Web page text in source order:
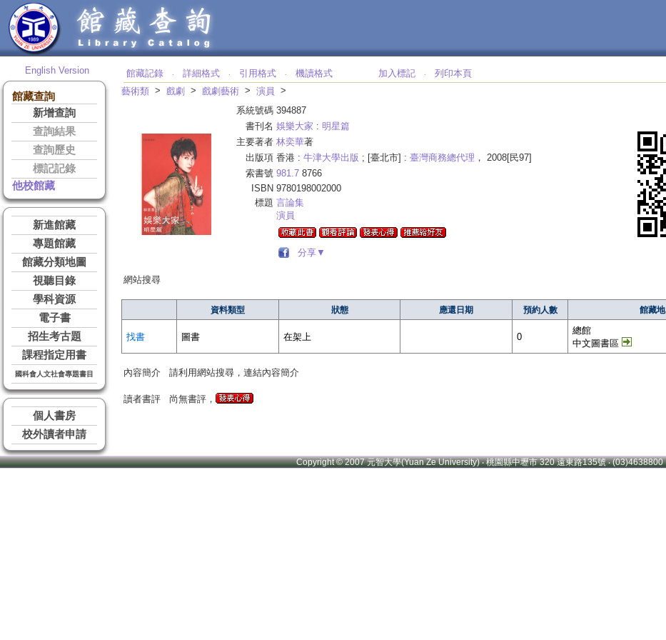
English Version
館藏查詢
新增查詢
查詢結果
查詢歷史
標記記錄
他校館藏
新進館藏
專題館藏
館藏分類地圖
視聽目錄
學科資源
電子書
招生考古題
課程指定用書
國科會人文社會專題書目
個人書房
校外讀者申請
館藏記錄 ‧ 詳細格式 ‧ 引用格式 ‧ 機讀格式 加入標記 ‧
列印本頁
藝術類 > 戲劇 > 戲劇藝術 > 演員
>
系統號碼 394887
書刊名 娛樂大家 : 明星篇
主要著者 林奕華著
出版項 香港 : 牛津大學出版 ; [臺北市] : 臺灣商務總代理 ， 2008[民97]
索書號 981.7 8766
ISBN 9780198002000
標題 言論集
演員
分享▼
網站搜尋
資料類型 狀態 應還日期 預約人數 館藏地
找書 圖書 在架上 0
總館
中文圖書區
內容簡介 請利用網站搜尋，連結內容簡介
讀者書評 尚無書評，
Copyright © 2007 元智大學(Yuan Ze University) ‧ 桃園縣中壢市 320 遠東路135號 ‧ (03)4638800